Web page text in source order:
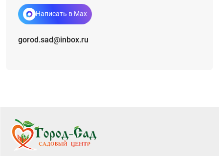
Написать в Max
gorod.sad@inbox.ru